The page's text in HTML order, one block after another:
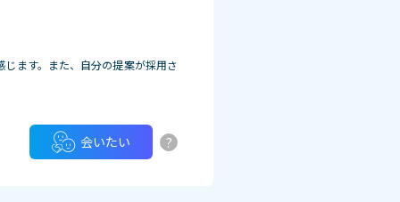
ます。また、自分の提案が採用さ
会いたい ?